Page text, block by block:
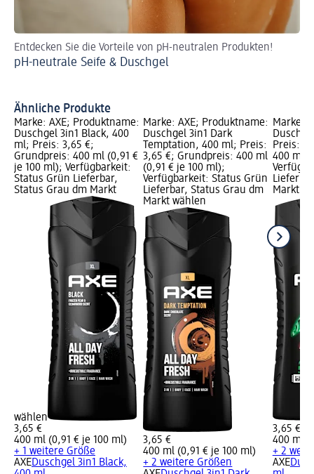
Entdecken Sie die Vorteile von pH-neutralen Produkten!
pH-neutrale Seife & Duschgel
Ähnliche Produkte
Marke: AXE; Produktname:
Duschgel 3in1 Black, 400
ml; Preis: 3,65 €;
Grundpreis: 400 ml (0,91 €
je 100 ml); Verfügbarkeit:
Status Grün Lieferbar,
Status Grau dm Markt
wählen
3,65 €
400 ml (0,91 € je 100 ml)
+ 1 weitere Größe
AXEDuschgel 3in1 Black,
Marke: AXE; Produktname:
Duschgel 3in1 Dark
Temptation, 400 ml; Preis:
3,65 €; Grundpreis: 400 ml
(0,91 € je 100 ml);
Verfügbarkeit: Status Grün
Lieferbar, Status Grau dm
Markt wählen
3,65 €
400 ml (0,91 € je 100 ml)
+ 2 weitere Größen
Marke:
Preis:
400 ml
Markt
3,65 €
400 ml
+ 2
AXE